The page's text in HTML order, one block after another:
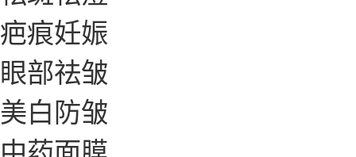
疤痕妊娠
眼部祛皱
美白防皱